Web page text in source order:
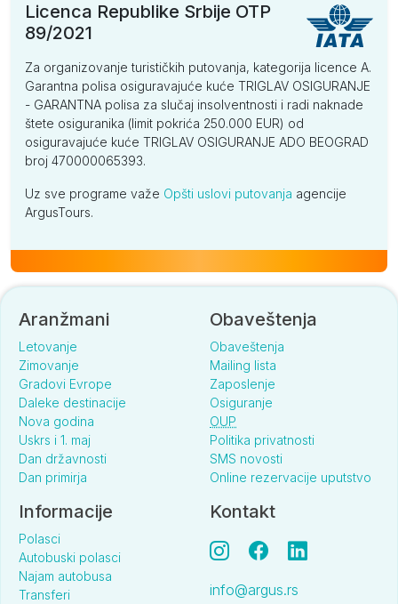
Licenca Republike Srbije OTP
89/2021
Za organizovanje turističkih putovanja, kategorija licence A.
Garantna polisa osiguravajuće kuće TRIGLAV OSIGURANJE
- GARANTNA polisa za slučaj insolventnosti i radi naknade
štete osiguranika (limit pokrića 250.000 EUR) od
osiguravajuće kuće TRIGLAV OSIGURANJE ADO BEOGRAD
broj 470000065393.
Uz sve programe važe Opšti uslovi putovanja agencije
ArgusTours.
Aranžmani
Letovanje
Zimovanje
Gradovi Evrope
Daleke destinacije
Nova godina
Uskrs i 1. maj
Dan državnosti
Dan primirja
Obaveštenja
Obaveštenja
Mailing lista
Zaposlenje
Osiguranje
OUP
Politika privatnosti
SMS novosti
Online rezervacije uputstvo
Informacije
Polasci
Autobuski polasci
Najam autobusa
Transferi
Kontakt
info@argus.rs